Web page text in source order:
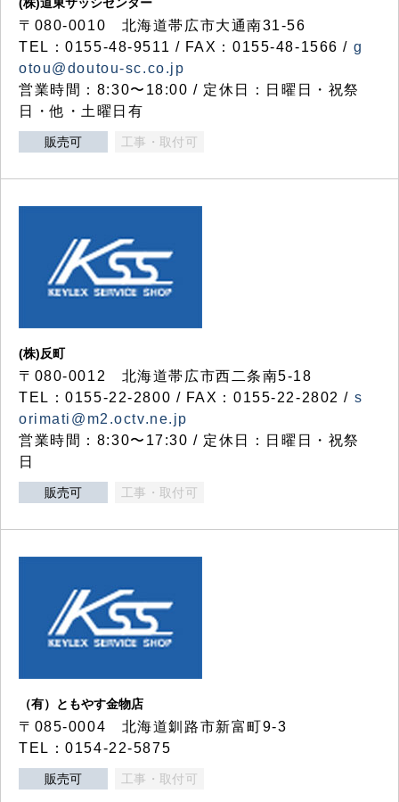
〒080-0010 北海道帯広市大通南31-56
TEL：0155-48-9511 / FAX：0155-48-1566 / g
otou@doutou-sc.co.jp
営業時間：8:30〜18:00 / 定休日：日曜日・祝祭
日・他・土曜日有
販売可 工事・取付可
(株)反町
〒080-0012 北海道帯広市西二条南5-18
TEL：0155-22-2800 / FAX：0155-22-2802 / s
orimati@m2.octv.ne.jp
営業時間：8:30〜17:30 / 定休日：日曜日・祝祭
日
販売可 工事・取付可
（有）ともやす金物店
〒085-0004 北海道釧路市新富町9-3
TEL：0154-22-5875
販売可 工事・取付可